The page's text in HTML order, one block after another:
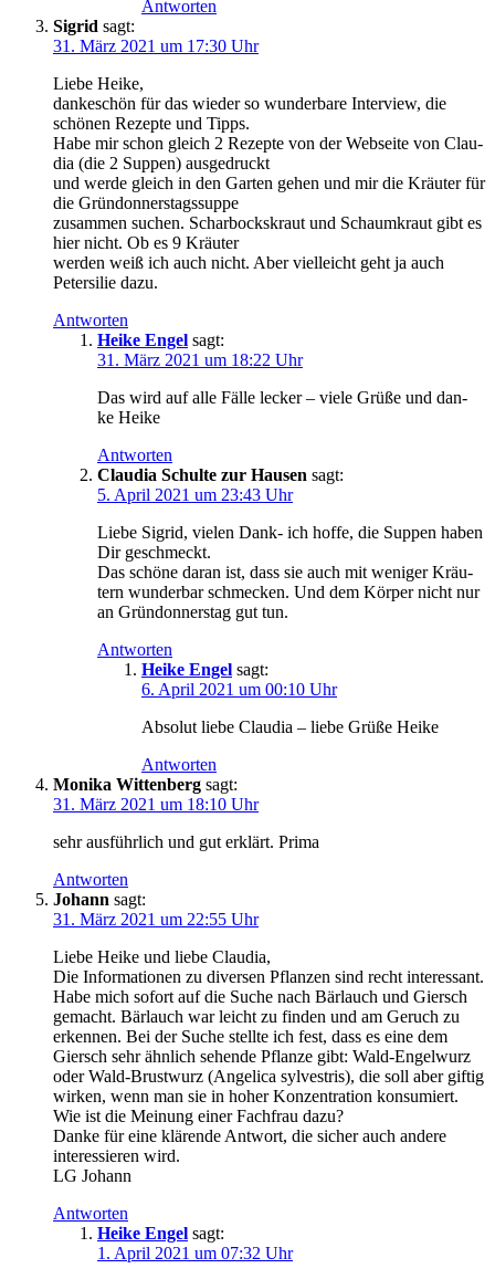
Antworten
Sigrid sagt:
31. März 2021 um 17:30 Uhr
Lie­be Heike,
dan­ke­schön für das wie­der so wun­der­ba­re Inter­view, die
schö­nen Rezep­te und Tipps.
Habe mir schon gleich 2 Rezep­te von der Web­sei­te von Clau­
dia (die 2 Sup­pen) ausgedruckt
und wer­de gleich in den Gar­ten gehen und mir die Kräu­ter für
die Gründonnerstagssuppe
zusam­men suchen. Schar­bocks­kraut und Schaum­kraut gibt es
hier nicht. Ob es 9 Kräuter
wer­den weiß ich auch nicht. Aber viel­leicht geht ja auch
Peter­si­lie dazu.
Antworten
Heike Engel sagt:
31. März 2021 um 18:22 Uhr
Das wird auf alle Fäl­le lecker – vie­le Grü­ße und dan­
ke Heike
Antworten
Claudia Schulte zur Hausen sagt:
5. April 2021 um 23:43 Uhr
Lie­be Sig­rid, vie­len Dank- ich hof­fe, die Sup­pen haben
Dir geschmeckt.
Das schö­ne dar­an ist, dass sie auch mit weni­ger Kräu­
tern wun­der­bar schme­cken. Und dem Kör­per nicht nur
an Grün­don­ners­tag gut tun.
Antworten
Heike Engel sagt:
6. April 2021 um 00:10 Uhr
Abso­lut lie­be Clau­dia – lie­be Grü­ße Heike
Antworten
Monika Wittenberg sagt:
31. März 2021 um 18:10 Uhr
sehr aus­führ­lich und gut erklärt. Prima
Antworten
Johann sagt:
31. März 2021 um 22:55 Uhr
Lie­be Hei­ke und lie­be Claudia,
Die Infor­ma­tio­nen zu diver­sen Pflan­zen sind recht inter­es­sant.
Habe mich sofort auf die Suche nach Bär­lauch und Giersch
gemacht. Bär­lauch war leicht zu fin­den und am Geruch zu
erken­nen. Bei der Suche stell­te ich fest, dass es eine dem
Giersch sehr ähn­lich sehen­de Pflan­ze gibt: Wald-Engel­wurz
oder Wald-Brust­wurz (Ange­li­ca syl­vestris), die soll aber gif­tig
wir­ken, wenn man sie in hoher Kon­zen­tra­ti­on kon­su­miert.
Wie ist die Mei­nung einer Fach­frau dazu?
Dan­ke für eine klä­ren­de Ant­wort, die sicher auch ande­re
inter­es­sie­ren wird.
LG Johann
Antworten
Heike Engel sagt:
1. April 2021 um 07:32 Uhr